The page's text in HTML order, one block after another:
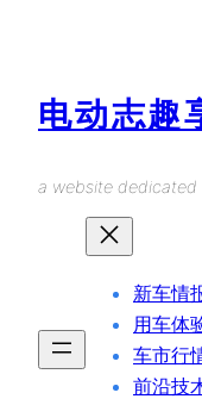
电动志趣
a website dedicated
新车情
用车体
车市行
前沿技